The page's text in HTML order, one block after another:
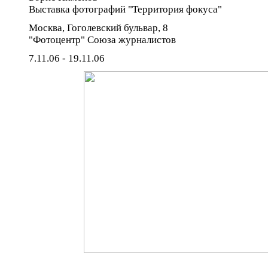
Выставка фотографий "Территория фокуса"
Москва, Гоголевский бульвар, 8
"Фотоцентр" Союза журналистов
7.11.06 - 19.11.06